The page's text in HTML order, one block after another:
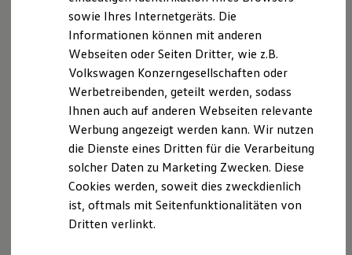
Werkbesichtigung
Lifestyle Shop
T-Roc Kollektion
Golf Kollektion
ID. Kollektion
Volkswagen Kollektion
R-Kollektion
GTI Kollektion
Fußball Drop
we drive football
#wedriveproud
Besitzer und Service
Software Updates
Service und Ersatzteile
Probefahrt vereinbaren
Fahrzeugangebot anfordern
Serviceanfrage stellen
sowie Ihres Internetgeräts. Die
Informationen können mit anderen
Webseiten oder Seiten Dritter, wie z.B.
Volkswagen Konzerngesellschaften oder
Werbetreibenden, geteilt werden, sodass
Ihnen auch auf anderen Webseiten relevante
Werbung angezeigt werden kann. Wir nutzen
die Dienste eines Dritten für die Verarbeitung
solcher Daten zu Marketing Zwecken. Diese
Cookies werden, soweit dies zweckdienlich
ist, oftmals mit Seitenfunktionalitäten von
Dritten verlinkt.